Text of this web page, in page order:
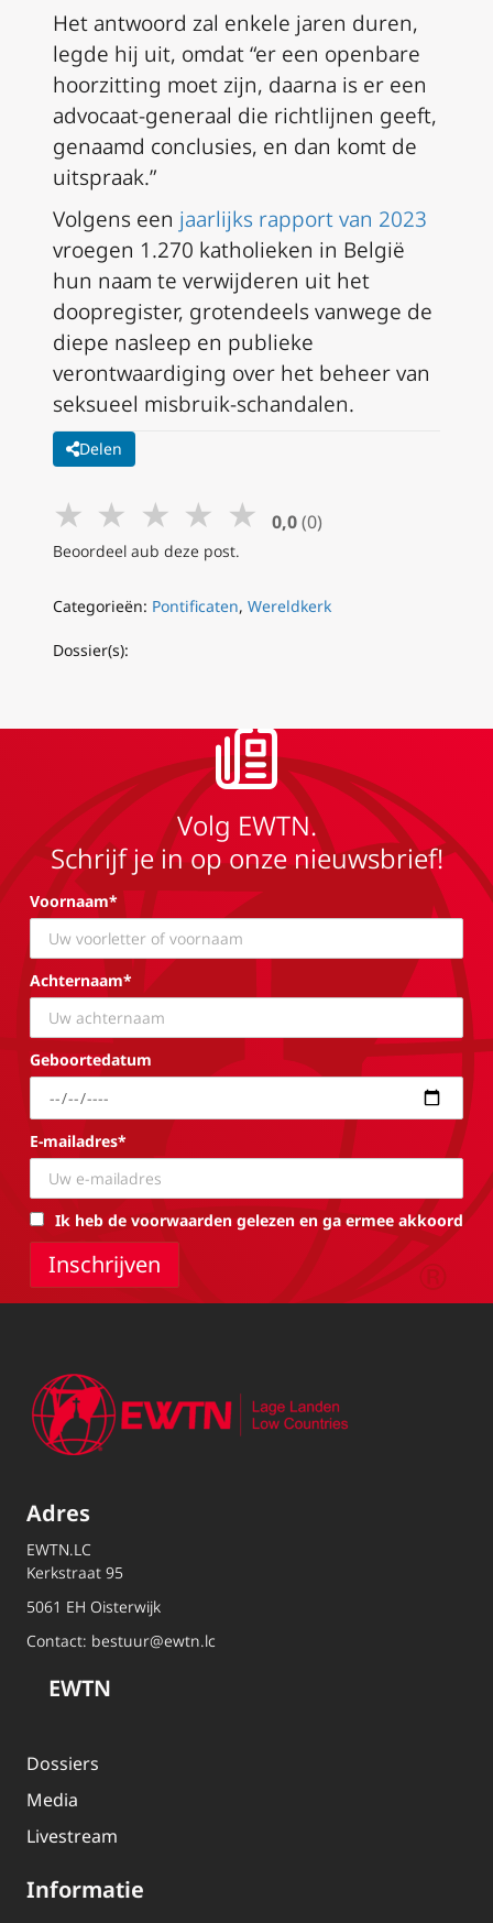
Het antwoord zal enkele jaren duren,
legde hij uit, omdat “er een openbare
hoorzitting moet zijn, daarna is er een
advocaat-generaal die richtlijnen geeft,
genaamd conclusies, en dan komt de
uitspraak.”
Volgens een jaarlijks rapport van 2023
vroegen 1.270 katholieken in België
hun naam te verwijderen uit het
doopregister, grotendeels vanwege de
diepe nasleep en publieke
verontwaardiging over het beheer van
seksueel misbruik-schandalen.
Delen
★ ★ ★ ★ ★ 0,0 (0)
Beoordeel aub deze post.
Categorieën: Pontificaten, Wereldkerk
Dossier(s):
Volg EWTN.
Schrijf je in op onze nieuwsbrief!
Voornaam*
Achternaam*
Geboortedatum
E-mailadres*
Ik heb de voorwaarden gelezen en ga ermee akkoord
Adres
EWTN.LC
Kerkstraat 95
5061 EH Oisterwijk
Contact: bestuur@ewtn.lc
EWTN
Dossiers
Media
Livestream
Informatie